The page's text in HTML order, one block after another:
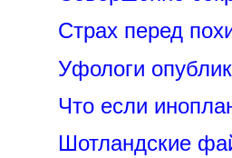
Страх перед
Уфологи
Что если
Шотландские